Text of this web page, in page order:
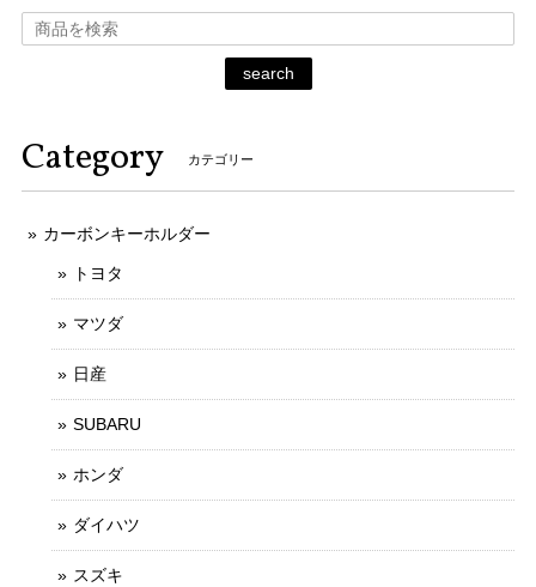
search
Category カテゴリー
カーボンキーホルダー
トヨタ
マツダ
日産
SUBARU
ホンダ
ダイハツ
スズキ